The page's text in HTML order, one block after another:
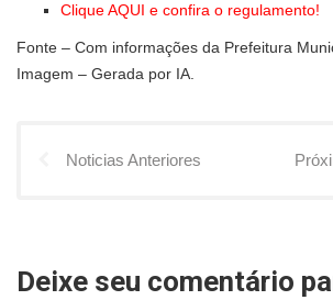
Clique AQUI e confira o regulamento!
Fonte – Com informações da Prefeitura
Imagem – Gerada por IA.
Noticias Anteriores
Deixe seu comentário